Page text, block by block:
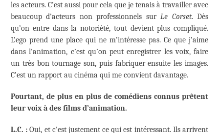
les acteurs. C’est aussi pour cela que je tenais à travailler avec
beaucoup d’acteurs non professionnels surLe Corset. Dès
qu’on entre dans la notoriété, tout devient plus compliqué.
L’ego prend une place qui ne m’intéresse pas. Ce que j’aime
dans l’animation, c’est qu’on peut enregistrer les voix, faire
un très bon tournage son, puis fabriquer ensuite les images.
C’est un rapport au cinéma qui me convient davantage.
Pourtant, de plus en plus de comédiens connus prêtent
leur voix à des films d’animation.
L.C. : Oui, et c’est justement ce qui est intéressant. Ils arrivent